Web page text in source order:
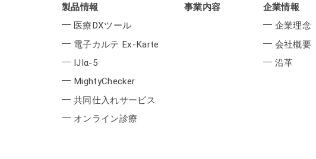
製品情報
医療DXツール
電子カルテ Ex-Karte
IJIα-5
MightyChecker
共同仕入れサービス
オンライン診療
事業内容
企業情報
企業理念
会社概要
沿革